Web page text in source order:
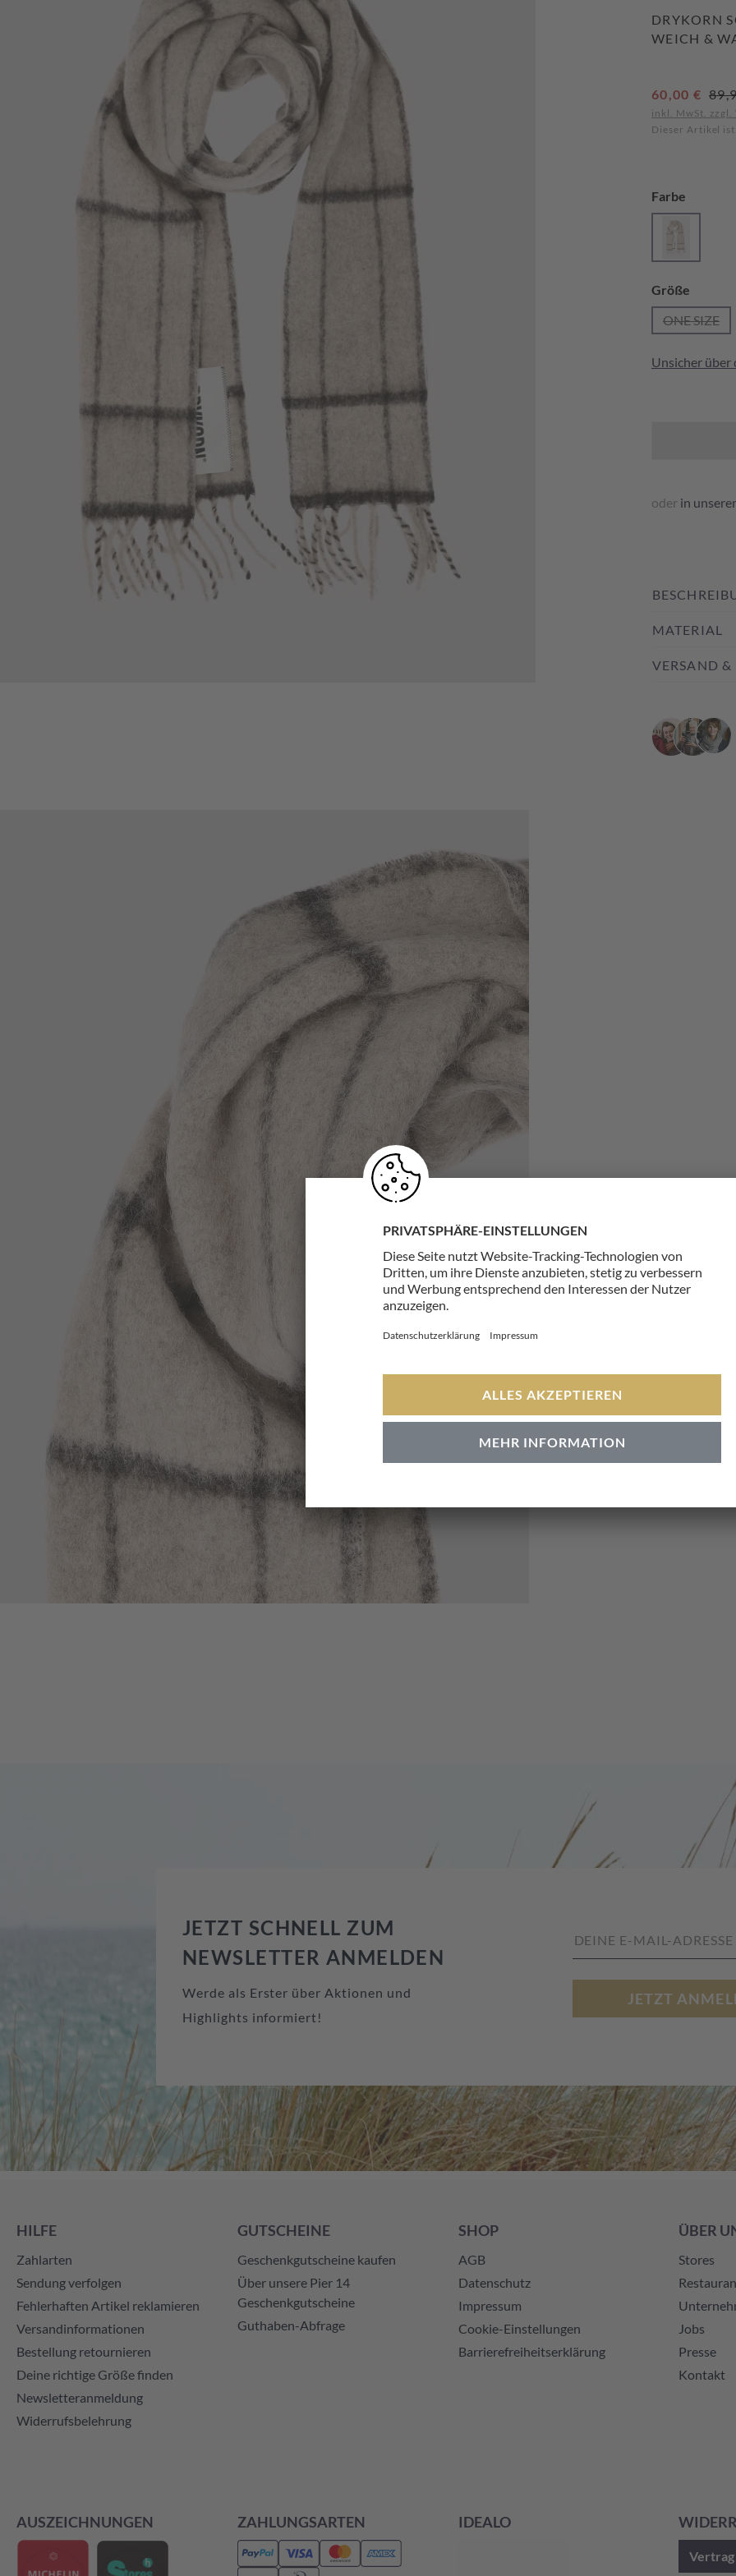
DRYKORN
WEICH &
Verkaufspreis:
60,00 €
inkl. MwSt. zzgl.
Dieser Artikel
Farbe
Brown
(Diese
Größe
ONE SIZE
(Diese
Unsicher über
oder in
MATERIAL
VERSAND &
JETZT SCHNELL ZUM
NEWSLETTER ANMELDEN
Werde als Erster über Aktionen und
Highlights informiert!
JETZT
HILFE
Zahlarten
Sendung verfolgen
Fehlerhaften Artikel reklamieren
Versandinformationen
Bestellung retournieren
Deine richtige Größe finden
Newsletteranmeldung
Widerrufsbelehrung
GUTSCHEINE
Geschenkgutscheine kaufen
Über unsere Pier 14
Geschenkgutscheine
Guthaben-Abfrage
SHOP
AGB
Datenschutz
Impressum
Cookie-Einstellungen
Barrierefreiheitserklärung
ÜBER
Stores
Jobs
Presse
Kontakt
AUSZEICHNUNGEN ZAHLUNGSARTEN IDEALO